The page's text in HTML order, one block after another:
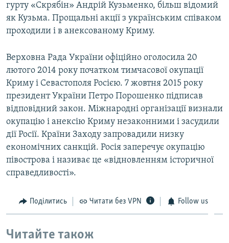
гурту «Скрябін» Андрій Кузьменко, більш відомий
як Кузьма. Прощальні акції з українським співаком
проходили і в анексованому Криму.
Верховна Рада України офіційно оголосила 20
лютого 2014 року початком тимчасової окупації
Криму і Севастополя Росією. 7 жовтня 2015 року
президент України Петро Порошенко підписав
відповідний закон. Міжнародні організації визнали
окупацію і анексію Криму незаконними і засудили
дії Росії. Країни Заходу запровадили низку
економічних санкцій. Росія заперечує окупацію
півострова і називає це «відновленням історичної
справедливості».
Поділитись Читати без VPN Follow us
Читайте також